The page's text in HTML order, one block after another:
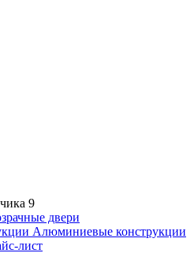
9
двери
Алюминиевые конструкции
лист